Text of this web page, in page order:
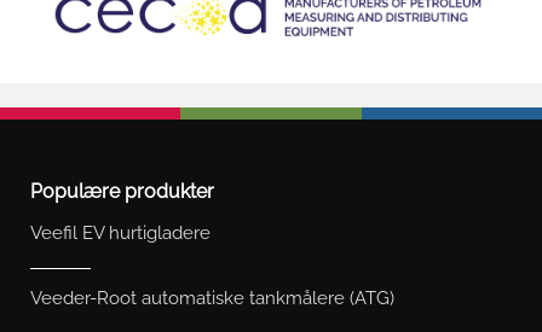
Populære produkter
Veefil EV hurtigladere
Veeder-Root automatiske tankmålere (ATG)